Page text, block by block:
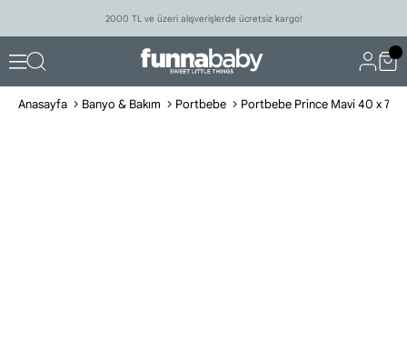
2000 TL ve üzeri alışverişlerde ücretsiz kargo!
Anasayfa Banyo & Bakım Portbebe Portbebe Prince Mavi 40 x 70